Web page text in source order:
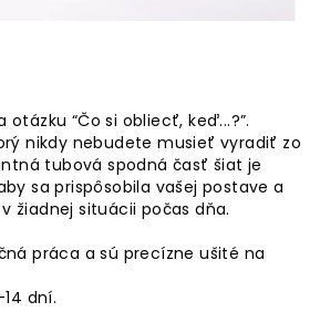
“Čo si obliecť, keď...?”.
nikdy nebudete musieť vyradiť zo
tubová spodná časť šiat je
sa prispôsobila vašej postave a
žiadnej situácii počas dňa.
práca a sú precízne ušité na
dní.